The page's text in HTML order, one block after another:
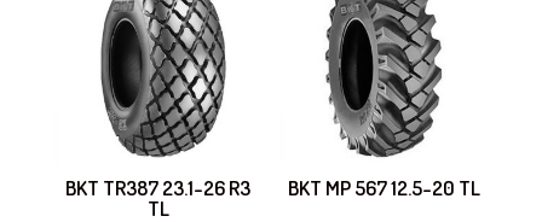
BKT TR387 23.1-26 R3
TL
BKT MP 567 12.5-20 TL